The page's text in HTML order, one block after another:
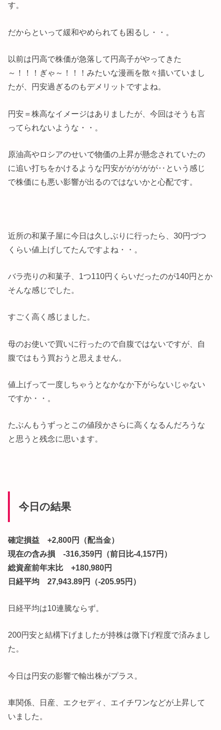
す。
だからといって緩和やめられても困るし・・。
以前は円高で株価が急落して円高子がやってきた
～！！！ぎゃ～！！！みたいな漫画を散々描いていまし
たが、円安過ぎるのもデメリットですよね。
円安＝株高なイメージはありましたが、今回はそうも言
ってられないような・・。
原油高やロシアのせいで物価の上昇が懸念されていたの
に追い打ちをかけるような円安ががががが‥という感じ
で株価にも悪い影響が出るのではないかと心配です。
近所の和菓子屋に今日は久しぶりに行ったら、30円づつ
くらい値上げしてたんですよね・・。
バラ売りの和菓子、1つ110円くらいだったのが140円とか
そんな感じでした。
すごく高く感じました。
母のお使いで買いに行ったので自腹ではないですが、自
腹ではもう買おうと思えません。
値上げって一度しちゃうとなかなか下がらないじゃない
ですか・・。
たぶんもうずっとこの値段かさらに高くなるんだろうな
と思うと残念に思います。
今日の結果
確定損益 +2,800円（配当金）
現在の含み損 -316,359円（前日比-4,157円）
総資産前年末比 +180,980円
日経平均 27,943.89円（-205.95円）
日経平均は10連騰ならず。
200円安と結構下げましたが持株は微下げ程度で済みまし
た。
今日は円安の影響で輸出株がプラス。
車関係、日産、エクセディ、エイチワンなどが上昇して
いました。